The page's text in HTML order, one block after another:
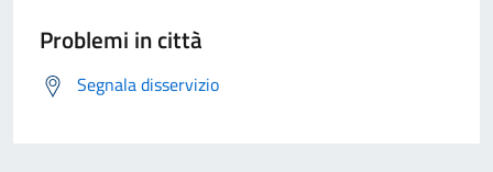
Problemi in città
Segnala disservizio